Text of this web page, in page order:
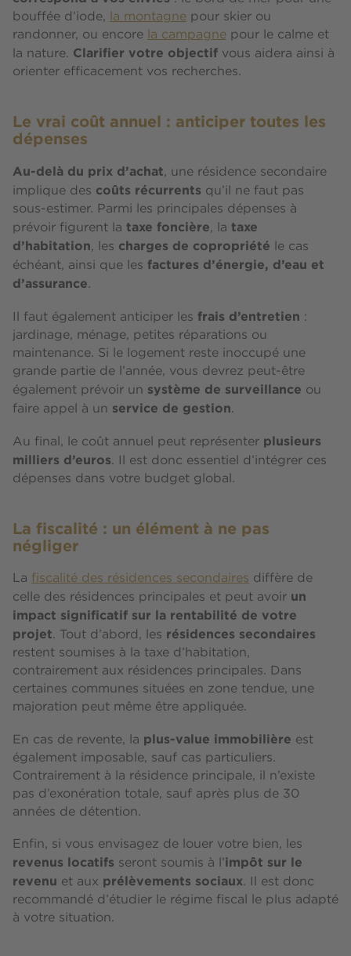
bouffée d’iode,
la montagne pour skier ou
randonner, ou encore
la campagne pour le calme et
la nature. Clarifier votre objectif vous aidera ainsi à
orienter efficacement vos recherches.
Le vrai coût annuel : anticiper toutes les
dépenses
Au-delà du prix d’achat, une résidence secondaire
implique des coûts récurrents qu’il ne faut pas
sous-estimer. Parmi les principales dépenses à
prévoir figurent la taxe foncière, la taxe
d’habitation, les charges de copropriété le cas
échéant, ainsi que les factures d’énergie, d’eau et
d’assurance.
Il faut également anticiper les frais d’entretien :
jardinage, ménage, petites réparations ou
maintenance. Si le logement reste inoccupé une
grande partie de l’année, vous devrez peut-être
également prévoir un système de surveillance ou
faire appel à un service de gestion.
Au final, le coût annuel peut représenter plusieurs
milliers d’euros. Il est donc essentiel d’intégrer ces
dépenses dans votre budget global.
La fiscalité : un élément à ne pas
négliger
La fiscalité des résidences secondaires diffère de
celle des résidences principales et peut avoir un
impact significatif sur la rentabilité de votre
projet. Tout d’abord, les résidences secondaires
restent soumises à la taxe d’habitation,
contrairement aux résidences principales. Dans
certaines communes situées en zone tendue, une
majoration peut même être appliquée.
En cas de revente, la plus-value immobilière est
également imposable, sauf cas particuliers.
Contrairement à la résidence principale, il n’existe
pas d’exonération totale, sauf après plus de 30
années de détention.
Enfin, si vous envisagez de louer votre bien, les
revenus locatifs seront soumis à l’impôt sur le
revenu et aux prélèvements sociaux. Il est donc
recommandé d’étudier le régime fiscal le plus adapté
à votre situation.